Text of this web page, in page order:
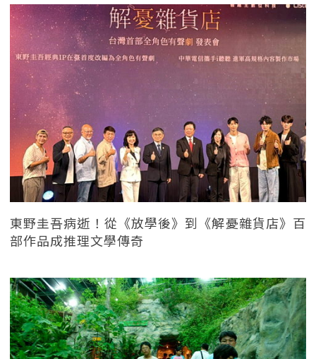
東野圭吾病逝！從《放學後》到《解憂雜貨店》百
部作品成推理文學傳奇